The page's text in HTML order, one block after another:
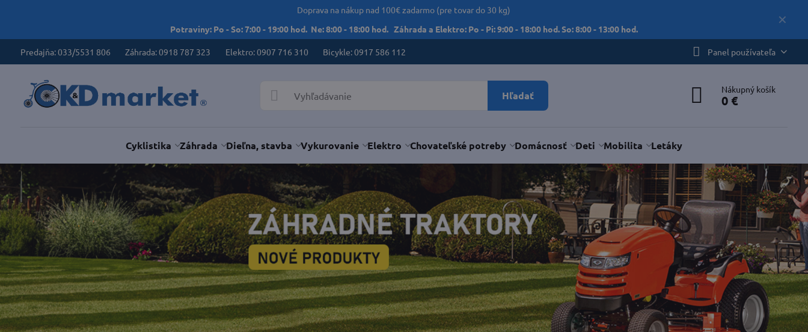
✕
Doprava na nákup nad 100€ zadarmo (pre tovar do 30 kg)
Potraviny: Po - So: 7:00 - 19:00 hod. Ne: 8:00 - 18:00 hod. Záhrada a Elektro: Po - Pi: 9:00 - 18:00 hod. So: 8:00 - 13:00 hod.
Predajňa: 033/5531 806 Záhrada: 0918 787 323 Elektro: 0907 716 310 Bicykle: 0917 586 112 Panel používateľa
Hľadať Nákupný košík
0 €
Cyklistika Záhrada Dieľna, stavba Vykurovanie Elektro Chovateľské potreby Domácnosť Deti Mobilita Letáky